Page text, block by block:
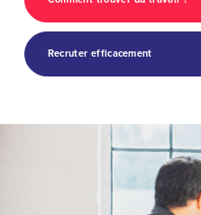
Recruter efficacement